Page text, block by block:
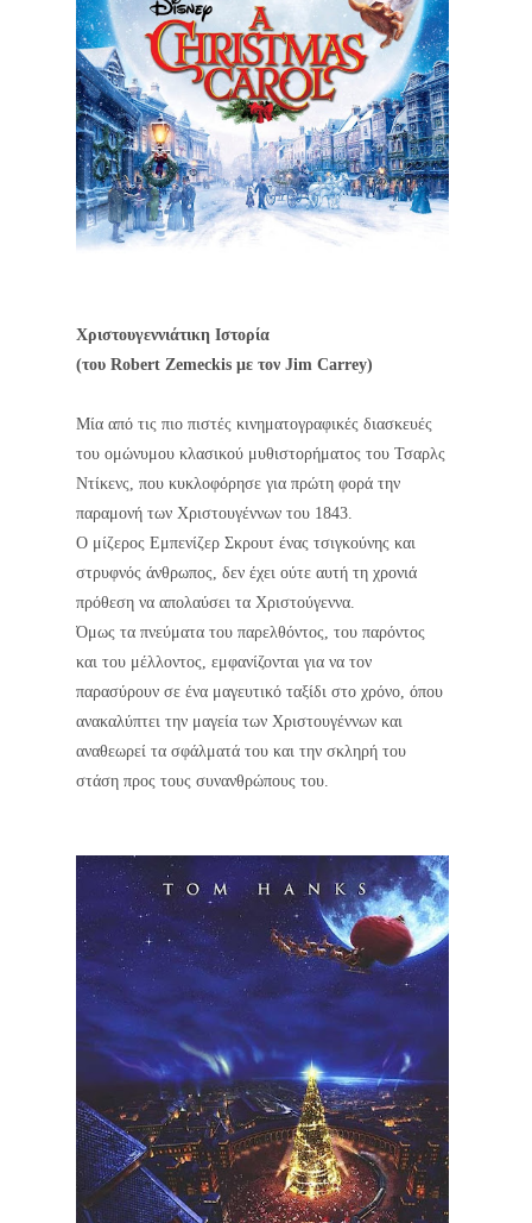
Χριστουγεννιάτικη Ιστορία
(του Robert Zemeckis με τον Jim Carrey)
Μία από τις πιο πιστές κινηματογραφικές διασκευές
του ομώνυμου κλασικού μυθιστορήματος του Τσαρλς
Ντίκενς, που κυκλοφόρησε για πρώτη φορά την
παραμονή των Χριστουγέννων του 1843.
Ο μίζερος Εμπενίζερ Σκρουτ ένας τσιγκούνης και
στρυφνός άνθρωπος, δεν έχει ούτε αυτή τη χρονιά
πρόθεση να απολαύσει τα Χριστούγεννα.
Όμως τα πνεύματα του παρελθόντος, του παρόντος
και του μέλλοντος, εμφανίζονται για να τον
παρασύρουν σε ένα μαγευτικό ταξίδι στο χρόνο, όπου
ανακαλύπτει την μαγεία των Χριστουγέννων και
αναθεωρεί τα σφάλματά του και την σκληρή του
στάση προς τους συνανθρώπους του.